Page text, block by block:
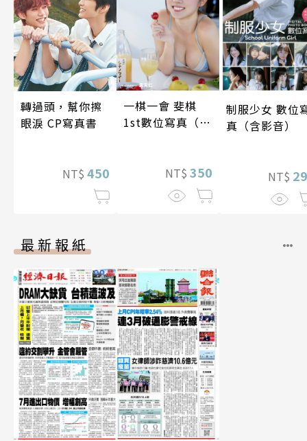
轉過頭，幫你擦
眼淚 CP寫真書
NT$ 450
一棋一會 斐棋
1st數位寫真（含
NT$ 350
制服少女 數位
真（含影音）
NT$
最新報紙